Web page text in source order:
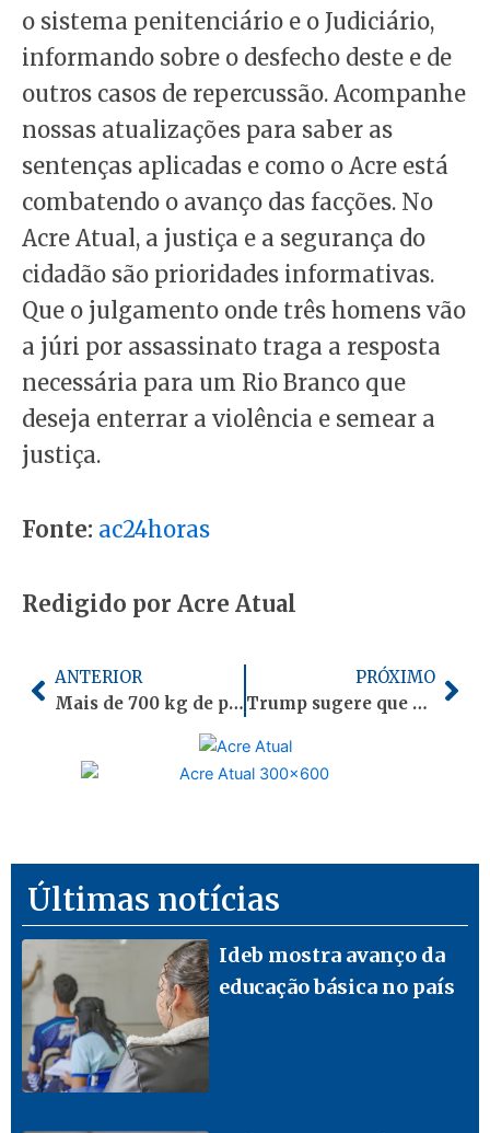
o sistema penitenciário e o Judiciário,
informando sobre o desfecho deste e de
outros casos de repercussão. Acompanhe
nossas atualizações para saber as
sentenças aplicadas e como o Acre está
combatendo o avanço das facções. No
Acre Atual, a justiça e a segurança do
cidadão são prioridades informativas.
Que o julgamento onde três homens vão
a júri por assassinato traga a resposta
necessária para um Rio Branco que
deseja enterrar a violência e semear a
justiça.
Fonte: ac24horas
Redigido por Acre Atual
Anterior
ANTERIOR
Mais de 700 kg de peixe irregular já foi apreendido no Acre às vésperas da Semana Santa
PRÓXIMO
Trump sugere que aliados comprem petróleo dos EUA ou busquem em Ormuz
Últimas notícias
Ideb mostra avanço da
educação básica no país